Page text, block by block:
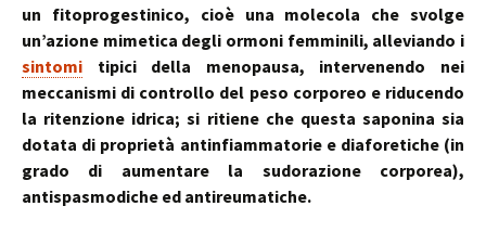
un fitoprogestinico, cioè una molecola che svolge
un’azione mimetica degli ormoni femminili, alleviando i
sintomi tipici della menopausa, intervenendo nei
meccanismi di controllo del peso corporeo e riducendo
la ritenzione idrica; si ritiene che questa saponina sia
dotata di proprietà antinfiammatorie e diaforetiche (in
grado di aumentare la sudorazione corporea),
antispasmodiche ed antireumatiche.